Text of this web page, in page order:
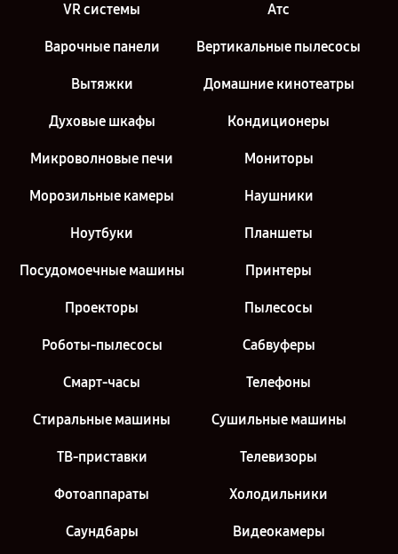
VR системы Атс
Варочные панели Вертикальные пылесосы
Вытяжки Домашние кинотеатры
Духовые шкафы Кондиционеры
Микроволновые печи Мониторы
Морозильные камеры Наушники
Ноутбуки Планшеты
Посудомоечные машины Принтеры
Проекторы Пылесосы
Роботы-пылесосы Сабвуферы
Смарт-часы Телефоны
Стиральные машины Сушильные машины
ТВ-приставки Телевизоры
Фотоаппараты Холодильники
Саундбары Видеокамеры